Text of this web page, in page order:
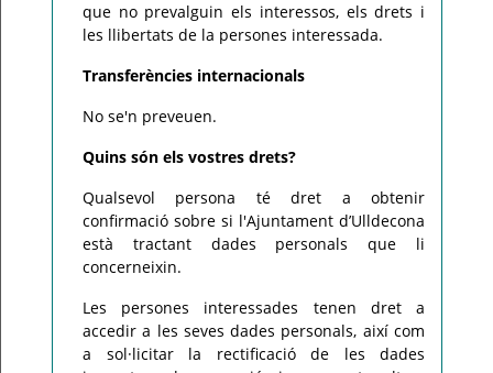
que no prevalguin els interessos, els drets i
les llibertats de la persones interessada.
Transferències internacionals
No se'n preveuen.
Quins són els vostres drets?
Qualsevol persona té dret a obtenir
confirmació sobre si l'Ajuntament d’Ulldecona
està tractant dades personals que li
concerneixin.
Les persones interessades tenen dret a
accedir a les seves dades personals, així com
a sol·licitar la rectificació de les dades